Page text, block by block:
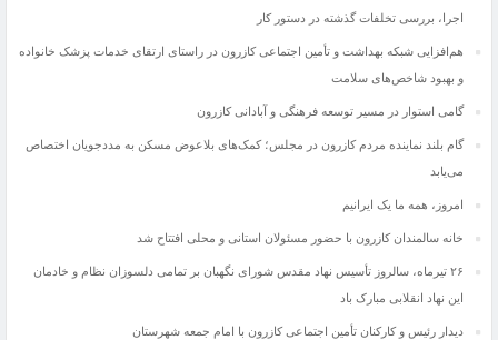
اجرا، بررسی تخلفات گذشته در دستور کار
هم‌افزایی شبکه بهداشت و تأمین اجتماعی کازرون در راستای ارتقای خدمات پزشک خانواده
و بهبود شاخص‌های سلامت
گامی استوار در مسیر توسعه فرهنگی و آبادانی کازرون
گام بلند نماینده مردم کازرون در مجلس؛ کمک‌های بلاعوض مسکن به مددجویان اختصاص
می‌یابد
امروز، همه ما یک ایرانیم
خانه سالمندان کازرون با حضور مسئولان استانی و محلی افتتاح شد
۲۶ تیرماه، سالروز تأسیس نهاد مقدس شورای نگهبان بر تمامی دلسوزان نظام و خادمان
این نهاد انقلابی مبارک باد
دیدار رئیس و کارکنان تأمین اجتماعی کازرون با امام جمعه شهرستان
افشای راز قتل خوفناک جوان ۲۵ ساله کازرونی بعد از گذشت ۵ماه
مسلح منصوب شد
🔴موضوع ویژه: معیشت در لبه‌ی امید؛ نگاهی به وضعیت دست‌فروشان
دو ستاره استقلال کازرون به تیم ملی جوانان پیوستند